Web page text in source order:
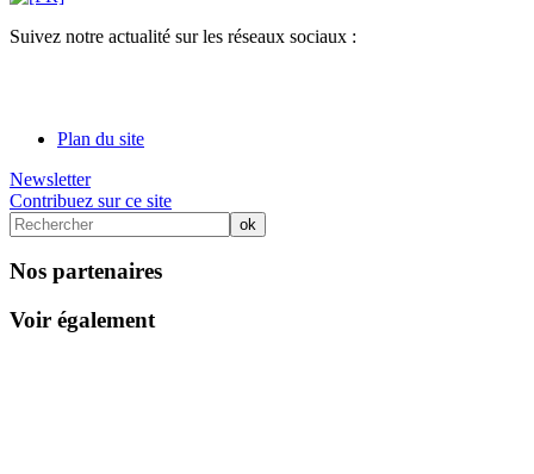
Suivez notre actualité sur les réseaux sociaux :
Plan du site
Newsletter
Contribuez sur ce site
Nos partenaires
Voir également